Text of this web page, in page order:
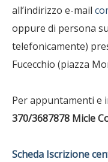
all’indirizzo e-mail
oppure di persona
telefonicamente)
Fucecchio (piazza
Per appuntamenti e
370/3687878 Micle
Scheda Iscrizione